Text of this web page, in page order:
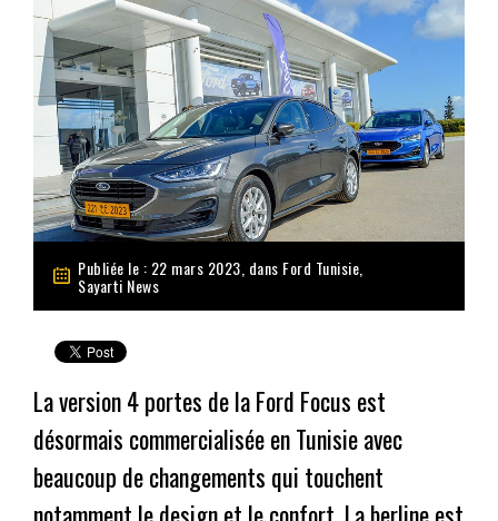
Publiée le : 22 mars 2023, dans Ford Tunisie
Sayarti News
La version 4 portes de la Ford Focus est
désormais commercialisée en Tunisie avec
beaucoup de changements qui touchent